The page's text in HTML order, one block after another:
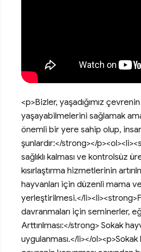
<p>Bizler, yaşadığımız
yaşayabilmelerini sağlamak
önemli bir yere sahip olup,
şunlardır:</strong></
sağlıklı kalması ve kontrolsüz
kısırlaştırma hizmetlerinin
hayvanları için düzenli mama
yerleştirilmesi.</
davranmaları için seminerler,
Arttırılması:</strong> Sokak
uygulanması.</li></